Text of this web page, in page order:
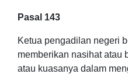
Pasal 143
Ketua pengadilan negeri
memberikan nasihat atau
atau kuasanya dalam